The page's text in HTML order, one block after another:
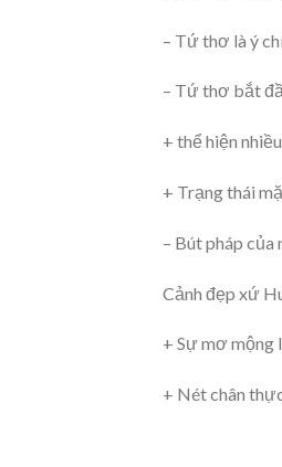
– Tứ thơ là ý
– Tứ thơ bắt
+ thể hiện
+ Trạng thái
– Bút pháp
Cảnh đẹp xứ
+ Sự mơ mộng
+ Nét chân